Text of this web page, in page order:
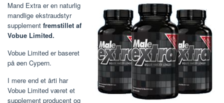
Mand Extra er en naturlig
mandlige ekstraudstyr
supplement fremstillet af
Vobue Limited.
Vobue Limited er baseret
på øen Cypern.
I mere end et årti har
Vobue Limited været et
supplement producent og